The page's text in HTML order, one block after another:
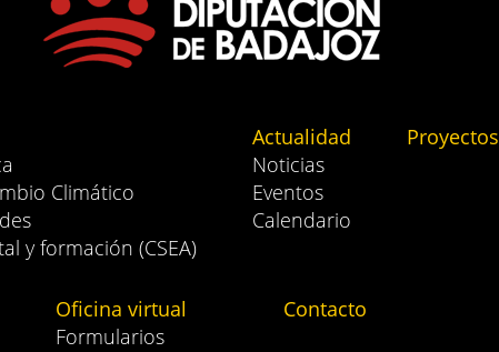
Climático
y formación (CSEA)
Actualidad
Noticias
Eventos
Calendario
Proyectos
Oficina virtual
Formularios
Contacto